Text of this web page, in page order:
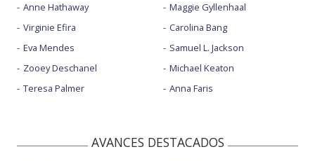
Anne Hathaway
Virginie Efira
Eva Mendes
Zooey Deschanel
Teresa Palmer
Maggie Gyllenhaal
Carolina Bang
Samuel L. Jackson
Michael Keaton
Anna Faris
AVANCES DESTACADOS